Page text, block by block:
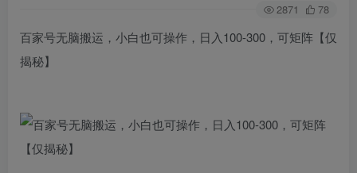
2871 78
百家号无脑搬运，小白也可操作，日入100-300，可矩阵【仅
揭秘】